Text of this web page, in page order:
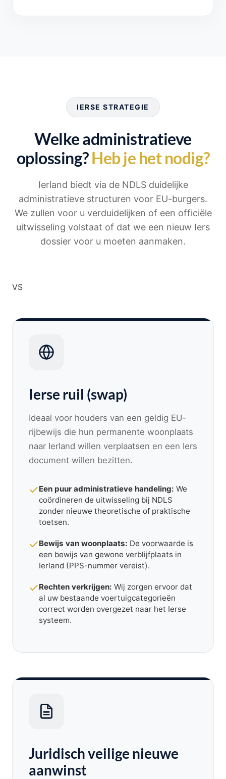
IERSE STRATEGIE
Welke administratieve
oplossing?Heb je het nodig?
Ierland biedt via de NDLS duidelijke
administratieve structuren voor EU-burgers.
We zullen voor u verduidelijken of een officiële
uitwisseling volstaat of dat we een nieuw Iers
dossier voor u moeten aanmaken.
VS
Ierse ruil (swap)
Ideaal voor houders van een geldig EU-
rijbewijs die hun permanente woonplaats
naar Ierland willen verplaatsen en een Iers
document willen bezitten.
Een puur administratieve handeling: We
coördineren de uitwisseling bij NDLS
zonder nieuwe theoretische of praktische
toetsen.
Bewijs van woonplaats: De voorwaarde is
een bewijs van gewone verblijfplaats in
Ierland (PPS-nummer vereist).
Rechten verkrijgen: Wij zorgen ervoor dat
al uw bestaande voertuigcategorieën
correct worden overgezet naar het Ierse
systeem.
Juridisch veilige nieuwe
aanwinst